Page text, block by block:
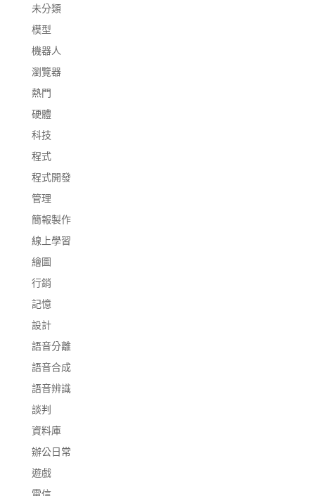
未分類
模型
機器人
瀏覽器
熱門
硬體
科技
程式
程式開發
管理
簡報製作
線上學習
繪圖
行銷
記憶
設計
語音分離
語音合成
語音辨識
談判
資料庫
辦公日常
遊戲